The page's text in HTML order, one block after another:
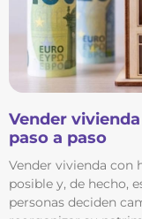
Vender
paso a paso
Vender vivienda con
posible y, de hecho,
personas deciden